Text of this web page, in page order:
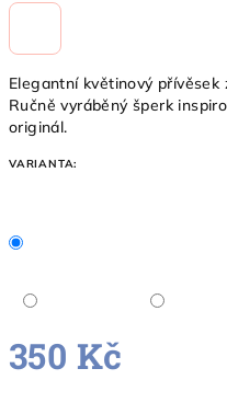
Elegantní květinový
Ručně vyráběný šperk
originál.
VARIANTA:
350 Kč